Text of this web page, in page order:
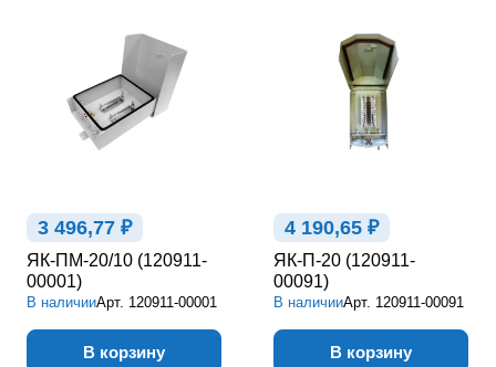
3 496,77 ₽
ЯК-ПМ-20/10 (120911-
00001)
В наличииАрт. 120911-00001
В корзину
4 190,65 ₽
ЯК-П-20 (120911-
00091)
В наличииАрт. 120911-00091
В корзину